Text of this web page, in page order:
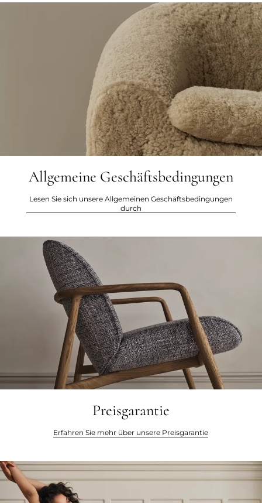
Allgemeine Geschäftsbedingungen
Lesen Sie sich unsere Allgemeinen Geschäftsbedingungen
durch
Preisgarantie
Erfahren Sie mehr über unsere Preisgarantie